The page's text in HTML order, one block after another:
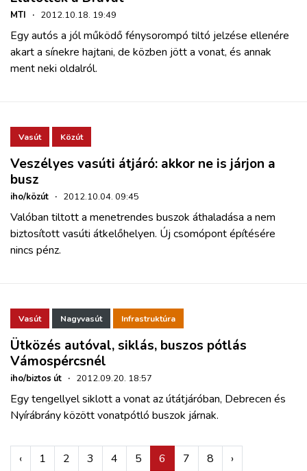
MTI · 2012.10.18. 19:49
Egy autós a jól működő fénysorompó tiltó jelzése ellenére
akart a sínekre hajtani, de közben jött a vonat, és annak
ment neki oldalról.
Vasút Közút
Veszélyes vasúti átjáró: akkor ne is járjon a
busz
iho/közút · 2012.10.04. 09:45
Valóban tiltott a menetrendes buszok áthaladása a nem
biztosított vasúti átkelőhelyen. Új csomópont építésére
nincs pénz.
Vasút Nagyvasút Infrastruktúra
Ütközés autóval, siklás, buszos pótlás
Vámospércsnél
iho/biztos út · 2012.09.20. 18:57
Egy tengellyel siklott a vonat az útátjáróban, Debrecen és
Nyírábrány között vonatpótló buszok járnak.
‹ 1 2 3 4 5 6 7 8 ›